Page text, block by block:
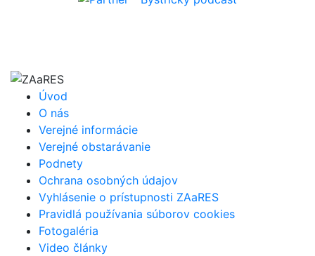
Úvod
O nás
Verejné informácie
Verejné obstarávanie
Podnety
Ochrana osobných údajov
Vyhlásenie o prístupnosti ZAaRES
Pravidlá používania súborov cookies
Fotogaléria
Video články